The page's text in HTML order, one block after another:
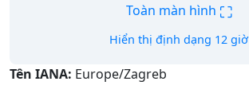
Toàn màn hình ⛶
Hiển thị định dạng 12 giờ
Tên IANA: Europe/Zagreb